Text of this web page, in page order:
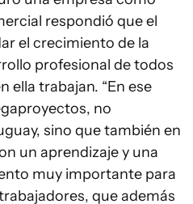
respondió que el
el crecimiento de la
profesional de todos
ella trabajan. “En ese
no
sino que también en
un aprendizaje y una
muy importante para
que además